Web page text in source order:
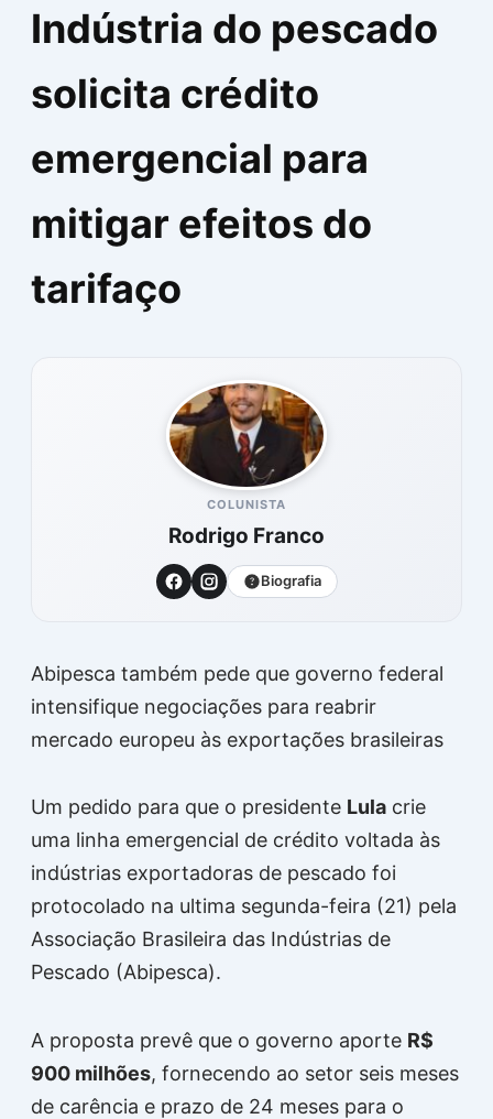
Indústria do pescado
solicita crédito
emergencial para
mitigar efeitos do
tarifaço
COLUNISTA
Rodrigo Franco
Biografia
Abipesca também pede que governo federal
intensifique negociações para reabrir
mercado europeu às exportações brasileiras
Um pedido para que o presidente Lulacrie
uma linha emergencial de crédito voltada às
indústrias exportadoras de pescado foi
protocolado na ultima segunda-feira (21) pela
Associação Brasileira das Indústrias de
Pescado (Abipesca).
A proposta prevê que o governo aporte R$
900 milhões, fornecendo ao setor seis meses
de carência e prazo de 24 meses para o